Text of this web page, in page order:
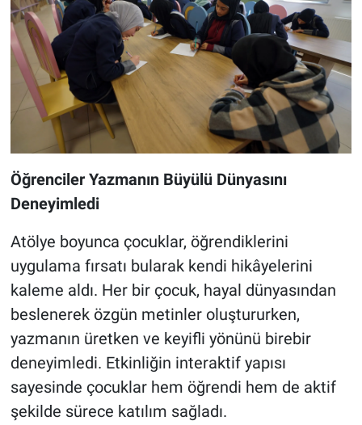
Öğrenciler Yazmanın Büyülü Dünyasını
Deneyimledi
Atölye boyunca çocuklar, öğrendiklerini
uygulama fırsatı bularak kendi hikâyelerini
kaleme aldı. Her bir çocuk, hayal dünyasından
beslenerek özgün metinler oluştururken,
yazmanın üretken ve keyifli yönünü birebir
deneyimledi. Etkinliğin interaktif yapısı
sayesinde çocuklar hem öğrendi hem de aktif
şekilde sürece katılım sağladı.